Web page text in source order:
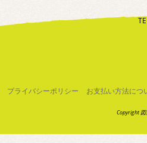
プライバシーポリシー お支払い方法につ
Copyright 図